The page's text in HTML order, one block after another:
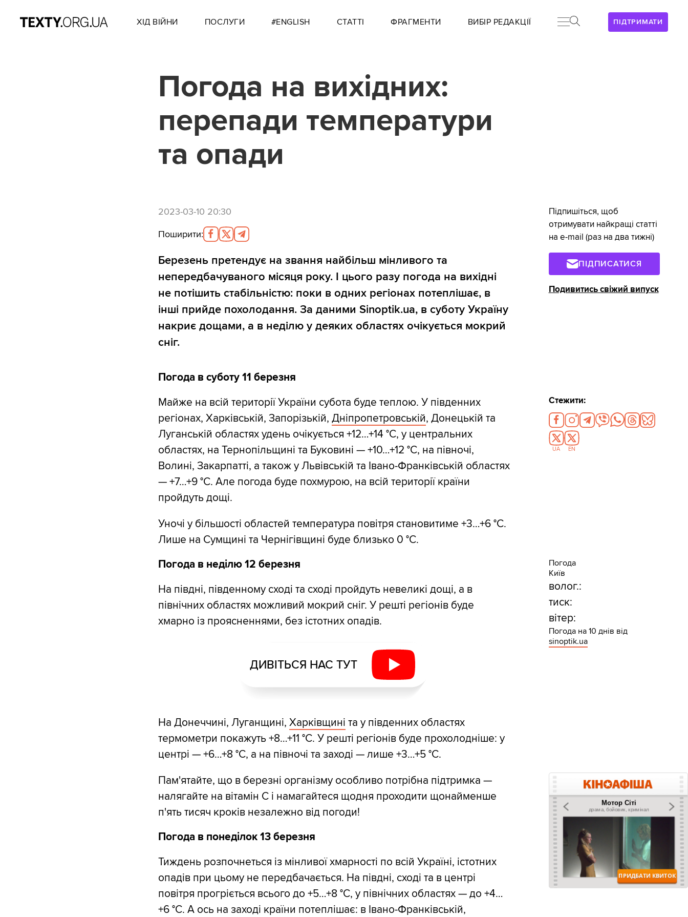
ПІДТРИМАТИ
ХІД ВІЙНИ ПОСЛУГИ #ENGLISH СТАТТІ ФРАГМЕНТИ ВИБІР РЕДАКЦІЇ
Погода на вихідних:
перепади температури
та опади
2023-03-10 20:30
Поширити:
Березень претендує на звання найбільш мінливого та
непередбачуваного місяця року. І цього разу погода на вихідні
не потішить стабільністю: поки в одних регіонах потеплішає, в
інші прийде похолодання. За даними Sinoptik.ua, в суботу Україну
накриє дощами, а в неділю у деяких областях очікується мокрий
сніг.
Погода в суботу 11 березня
Майже на всій території України субота буде теплою. У південних
регіонах, Харківській, Запорізькій, Дніпропетровській, Донецькій та
Луганській областях удень очікується +12…+14 °С, у центральних
областях, на Тернопільщині та Буковині — +10…+12 °С, на півночі,
Волині, Закарпатті, а також у Львівській та Івано-Франківській областях
— +7…+9 °С. Але погода буде похмурою, на всій території країни
пройдуть дощі.
Уночі у більшості областей температура повітря становитиме +3…+6 °С.
Лише на Сумщині та Чернігівщині буде близько 0 °С.
Погода в неділю 12 березня
На півдні, південному сході та сході пройдуть невеликі дощі, а в
північних областях можливий мокрий сніг. У решті регіонів буде
хмарно із проясненнями, без істотних опадів.
ДИВІТЬСЯ НАС ТУТ
На Донеччині, Луганщині, Харківщині та у південних областях
термометри покажуть +8…+11 °С. У решті регіонів буде прохолодніше: у
центрі — +6…+8 °С, а на півночі та заході — лише +3…+5 °С.
Пам'ятайте, що в березні організму особливо потрібна підтримка —
налягайте на вітамін С і намагайтеся щодня проходити щонайменше
п'ять тисяч кроків незалежно від погоди!
Погода в понеділок 13 березня
Тиждень розпочнеться із мінливої хмарності по всій Україні, істотних
опадів при цьому не передбачається. На півдні, сході та в центрі
повітря прогріється всього до +5…+8 °С, у північних областях — до +4…
+6 °С. А ось на заході країни потеплішає: в Івано-Франківській,
Підпишіться, щоб
отримувати найкращі статті
на e-mail (раз на два тижні)
ПІДПИСАТИСЯ
Подивитись свіжий випуск
Стежити:
UA EN
Погода
Київ
волог.:
тиск:
вітер:
Погода на 10 днів від
sinoptik.ua